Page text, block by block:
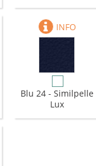
Blu 24 - Similpelle
Lux